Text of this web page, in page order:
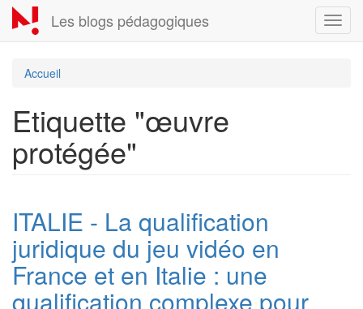
Aller
au
contenu
Les blogs pédagogiques
Accueil
Etiquette "œuvre
protégée"
ITALIE - La qualification
juridique du jeu vidéo en
France et en Italie : une
qualification complexe pour